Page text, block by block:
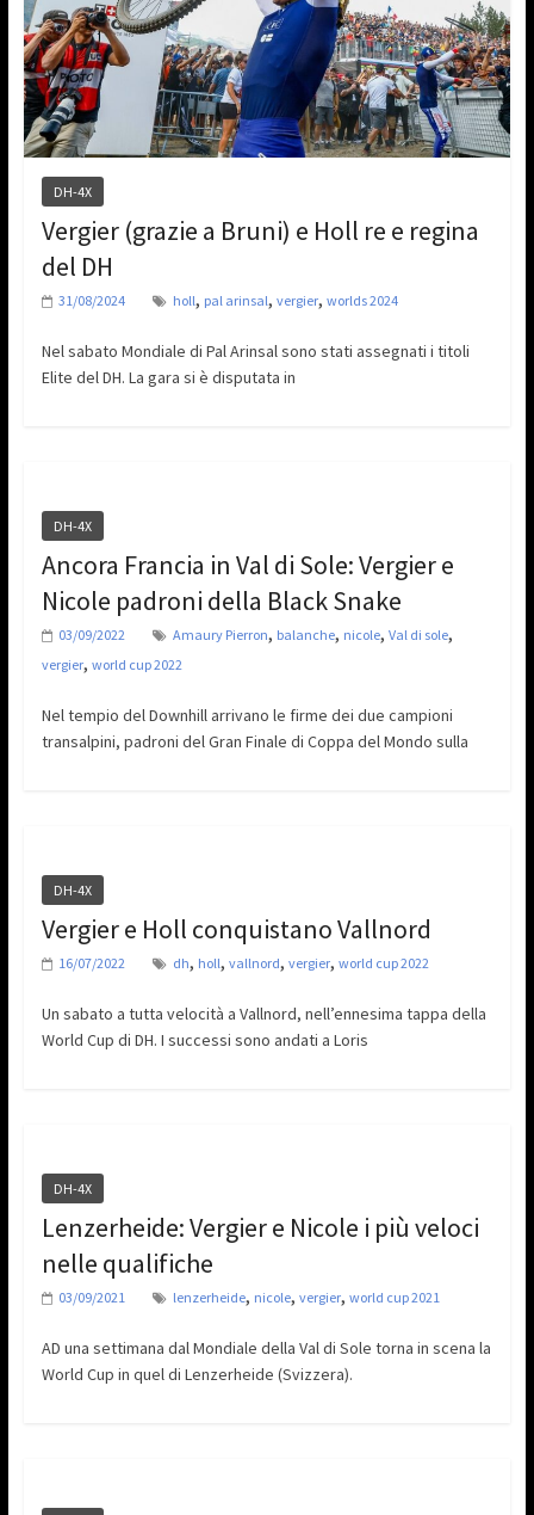
DH-4X
Vergier (grazie a Bruni) e Holl re e regina
del DH
31/08/2024 holl, pal arinsal, vergier, worlds 2024
Nel sabato Mondiale di Pal Arinsal sono stati assegnati i titoli
Elite del DH. La gara si è disputata in
DH-4X
Ancora Francia in Val di Sole: Vergier e
Nicole padroni della Black Snake
03/09/2022 Amaury Pierron, balanche, nicole, Val di sole,
vergier, world cup 2022
Nel tempio del Downhill arrivano le firme dei due campioni
transalpini, padroni del Gran Finale di Coppa del Mondo sulla
DH-4X
Vergier e Holl conquistano Vallnord
16/07/2022 dh, holl, vallnord, vergier, world cup 2022
Un sabato a tutta velocità a Vallnord, nell’ennesima tappa della
World Cup di DH. I successi sono andati a Loris
DH-4X
Lenzerheide: Vergier e Nicole i più veloci
nelle qualifiche
03/09/2021 lenzerheide, nicole, vergier, world cup 2021
AD una settimana dal Mondiale della Val di Sole torna in scena la
World Cup in quel di Lenzerheide (Svizzera).